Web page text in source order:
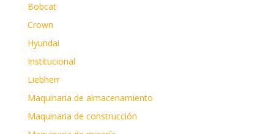
Bobcat
Crown
Hyundai
Institucional
Liebherr
Maquinaria de almacenamiento
Maquinaria de construcción